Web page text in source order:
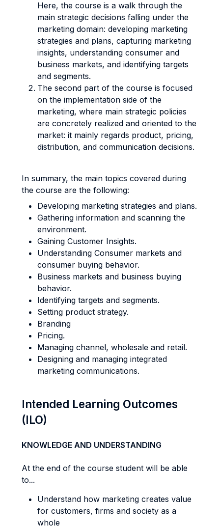
Here, the course is a walk through the
main strategic decisions falling under the
marketing domain: developing marketing
strategies and plans, capturing marketing
insights, understanding consumer and
business markets, and identifying targets
and segments.
The second part of the course is focused
on the implementation side of the
marketing, where main strategic policies
are concretely realized and oriented to the
market: it mainly regards product, pricing,
distribution, and communication decisions.
In summary, the main topics covered during
the course are the following:
Developing marketing strategies and plans.
Gathering information and scanning the
environment.
Gaining Customer Insights.
Understanding Consumer markets and
consumer buying behavior.
Business markets and business buying
behavior.
Identifying targets and segments.
Setting product strategy.
Branding
Pricing.
Managing channel, wholesale and retail.
Designing and managing integrated
marketing communications.
Intended Learning Outcomes
(ILO)
KNOWLEDGE AND UNDERSTANDING
At the end of the course student will be able
to...
Understand how marketing creates value
for customers, firms and society as a
whole